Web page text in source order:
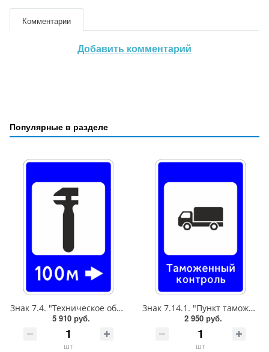
Комментарии
Добавить комментарий
Популярные в разделе
Знак 7.4. "Техническое обслуживание автомобилей",1350*900Тип А Коммерческая (3 года),металл 0.8 мм
5 910 руб.
шт
Знак 7.14.1. "Пункт таможенного контроля",700*1050Тип А Коммерческая (3 года),металл 0.8 мм
2 950 руб.
шт